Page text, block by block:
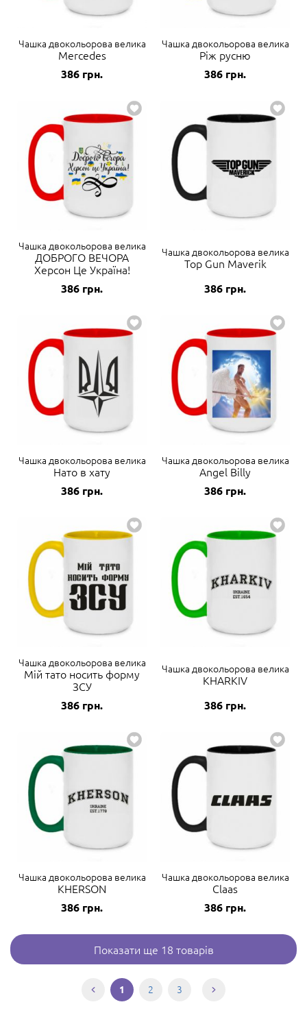
Чашка двокольорова велика
Mercedes
386 грн.
Чашка двокольорова велика
Ріж русню
386 грн.
Чашка двокольорова велика
ДОБРОГО ВЕЧОРА
Херсон Це Україна!
386 грн.
Чашка двокольорова велика
Top Gun Maverik
386 грн.
Чашка двокольорова велика
Нато в хату
386 грн.
Чашка двокольорова велика
Angel Billy
386 грн.
Чашка двокольорова велика
Мій тато носить форму
ЗСУ
386 грн.
Чашка двокольорова велика
KHARKIV
386 грн.
Чашка двокольорова велика
KHERSON
386 грн.
Чашка двокольорова велика
Claas
386 грн.
Показати ще 18 товарів
1 2 3